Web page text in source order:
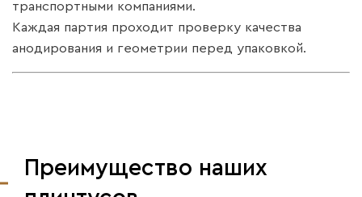
транспортными компаниями.
Каждая партия проходит проверку качества
анодирования и геометрии перед упаковкой.
Преимущество наших